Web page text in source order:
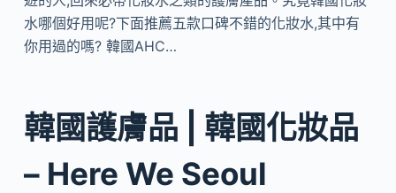
水哪個好用呢?下面推薦五款口碑不錯的化妝水,其中有
你用過的嗎? 韓國AHC…
韓國護膚品 | 韓國化妝品
– Here We Seoul